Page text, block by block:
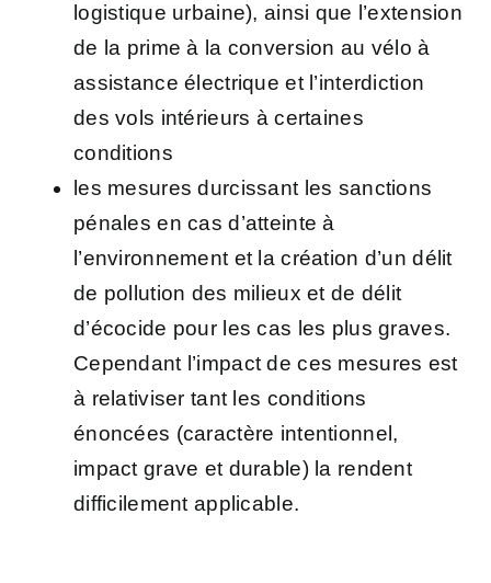
logistique urbaine), ainsi que l’extension
de la prime à la conversion au vélo à
assistance électrique et l’interdiction
des vols intérieurs à certaines
conditions
les mesures durcissant les sanctions
pénales en cas d’atteinte à
l’environnement et la création d’un délit
de pollution des milieux et de délit
d’écocide pour les cas les plus graves.
Cependant l’impact de ces mesures est
à relativiser tant les conditions
énoncées (caractère intentionnel,
impact grave et durable) la rendent
difficilement applicable.